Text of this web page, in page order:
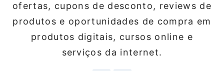
ofertas, cupons de desconto, reviews de
produtos e oportunidades de compra em
produtos digitais, cursos online e
serviços da internet.